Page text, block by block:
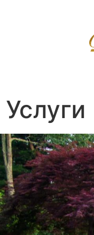
Услуги